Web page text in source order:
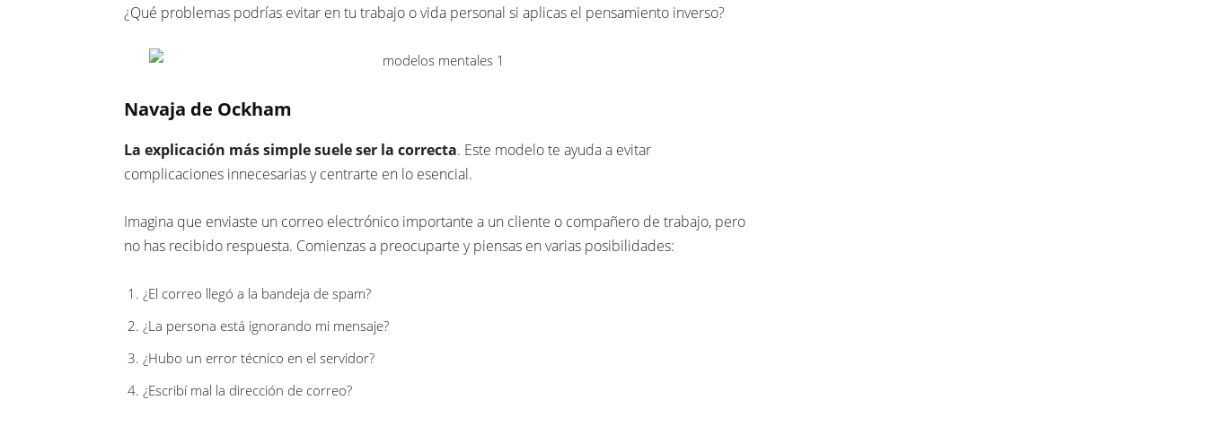
¿Qué problemas podrías evitar en tu trabajo o vida personal si aplicas el pensamiento inverso?
Navaja de Ockham
La explicación más simple suele ser la correcta. Este modelo te ayuda a evitar
complicaciones innecesarias y centrarte en lo esencial.
Imagina que enviaste un correo electrónico importante a un cliente o compañero de trabajo, pero
no has recibido respuesta. Comienzas a preocuparte y piensas en varias posibilidades:
¿El correo llegó a la bandeja de spam?
¿La persona está ignorando mi mensaje?
¿Hubo un error técnico en el servidor?
¿Escribí mal la dirección de correo?